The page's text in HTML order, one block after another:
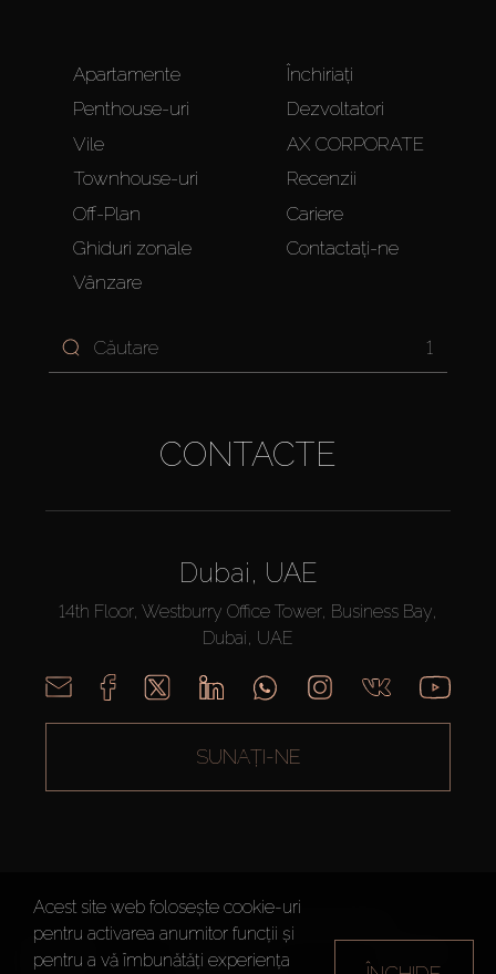
Apartamente
Penthouse-uri
Vile
Townhouse-uri
Off-Plan
Ghiduri zonale
Vânzare
Închiriați
Dezvoltatori
AX CORPORATE
Recenzii
Cariere
Contactați-ne
1
CONTACTE
Dubai, UAE
14th Floor, Westburry Office Tower, Business Bay,
Dubai, UAE
SUNAȚI-NE
AX CAPITAL ©2026 Toate drepturile rezervate
Termeni de
utilizare
Politica de
Confidențialitate
ului
Acest site web folosește cookie-uri
pentru activarea anumitor funcții și
pentru a vă îmbunătăți experiența